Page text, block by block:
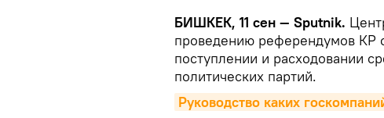
БИШКЕК, 11 сен — Sputnik.
проведению референдумов КР
поступлении и расходовании
политических партий.
Руководство каких